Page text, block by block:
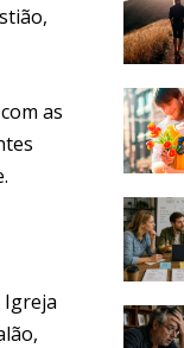
as
Igreja